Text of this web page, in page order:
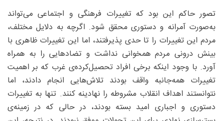
تصور حاکم این بود که تغییرات فرهنگی و اجتماعی می‌تواند
به‌صورت آمرانه و دستوری محقق شود. اگرچه به دلایل مختلف،
مردم این تغییرات را تا حدی پذیرفتند، اما این تغییرات ظاهری با
بینش درونی مردم همخوانی نداشت و تضادهایی را به همراه
آورد. با وجود اینکه برخی افراد تحصیل‌کرده‌ی غرب که بر اهمیت
تغییرات همه‌جانبه واقف بودند تلاش‌هایی انجام دادند، اما
نتوانستند اهداف انقلاب مشروطه را نهادینه کنند. تنها به تغییرات
دستوری و اجباری امید بسته بودند، در حالی که در زمینه‌ی